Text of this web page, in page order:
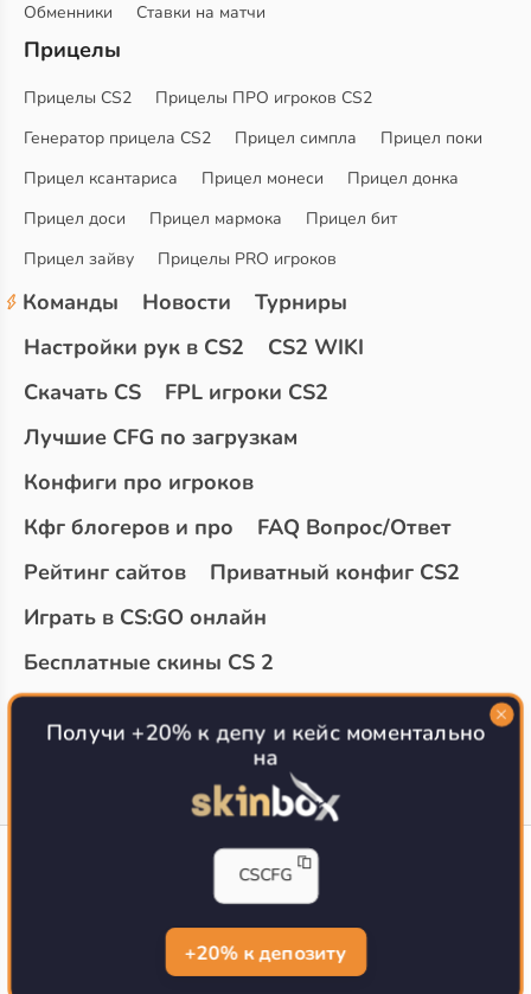
Обменники
Ставки на матчи
Прицелы
Прицелы CS2
Прицелы ПРО игроков CS2
Генератор прицела CS2
Прицел симпла
Прицел поки
Прицел ксантариса
Прицел монеси
Прицел донка
Прицел доси
Прицел мармока
Прицел бит
Прицел зайву
Прицелы PRO игроков
Команды Новости
Турниры
Настройки рук в CS2
CS2 WIKI
Скачать CS
FPL игроки CS2
Лучшие CFG по загрузкам
Конфиги про игроков
Кфг блогеров и про
FAQ Вопрос/Ответ
Рейтинг сайтов
Приватный конфиг CS2
Играть в CS:GO онлайн
Бесплатные скины CS 2
Топ сайтов с халявой КС 2
О проекте
CS-CONFIG.com © 2020-2026 г.
Политика конфиденциальности
РЕКЛАМА НА САЙТЕ
Получи +20% к депу и кейс моментально
на
CSCFG
+20% к депозиту